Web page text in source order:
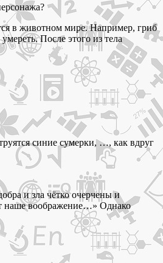
в животном мире. Например, гриб
После этого из тела
синие сумерки, …, как вдруг
и зла чётко очерчены и
наше воображение…» Однако